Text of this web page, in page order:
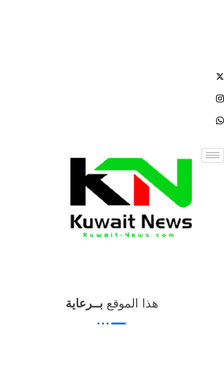
NE
News Elementor
هذا الموقع بــرعاية